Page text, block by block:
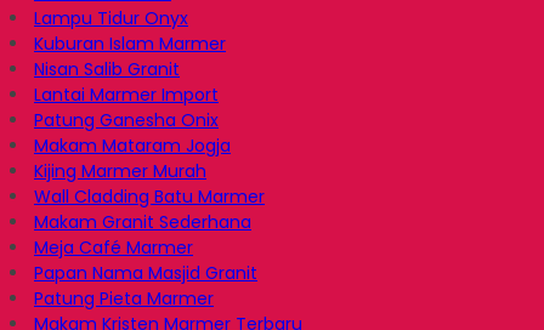
Lampu Tidur Onyx
Kuburan Islam Marmer
Nisan Salib Granit
Lantai Marmer Import
Patung Ganesha Onix
Makam Mataram Jogja
Kijing Marmer Murah
Wall Cladding Batu Marmer
Makam Granit Sederhana
Meja Café Marmer
Papan Nama Masjid Granit
Patung Pieta Marmer
Makam Kristen Marmer Terbaru